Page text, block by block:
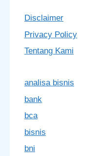
Disclaimer
Privacy Policy
Tentang Kami
analisa bisnis
bank
bca
bisnis
bni